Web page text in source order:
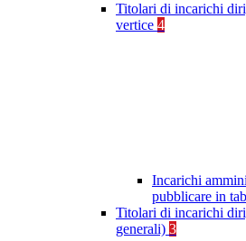
Titolari di incarichi
vertice 4
Incarichi
pubblicare in
Titolari di incarichi
generali) 3